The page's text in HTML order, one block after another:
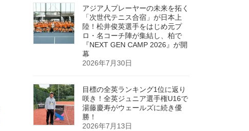
アジア人プレーヤーの未来を拓く
「次世代テニス合宿」が日本上
陸！松井俊英選手をはじめ元プ
ロ・名コーチ陣が集結し、柏で
『NEXT GEN CAMP 2026』が開
幕
2026年7月30日
目標の全英ランキング1位に返り
咲き！全英ジュニア選手権U16で
湯藤慶寿がウェールズに続き優
勝！
2026年7月13日